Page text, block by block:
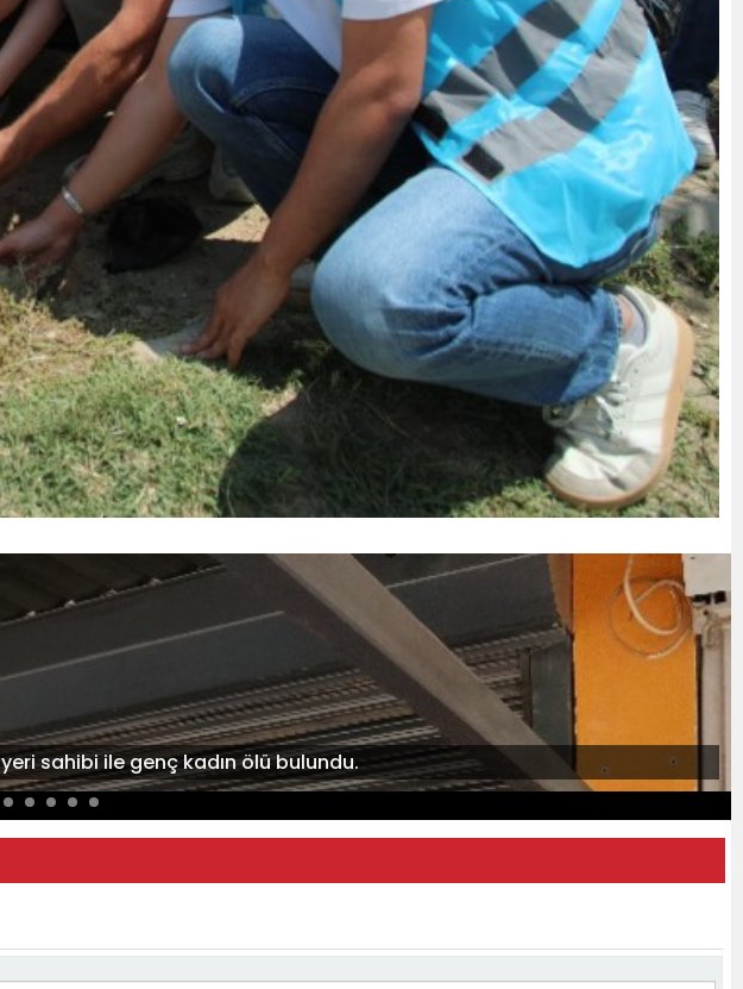
sahibi ile genç kadın ölü bulundu.